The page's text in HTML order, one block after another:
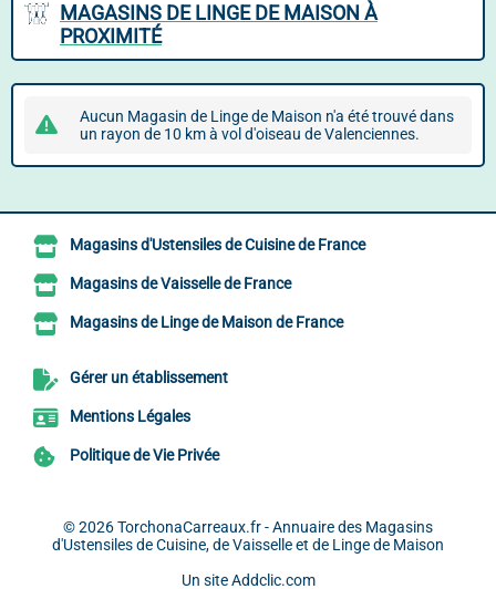
MAGASINS DE LINGE DE MAISON À
PROXIMITÉ
Aucun Magasin de Linge de Maison n'a été trouvé dans
un rayon de 10 km à vol d'oiseau de Valenciennes.
Magasins d'Ustensiles de Cuisine de France
Magasins de Vaisselle de France
Magasins de Linge de Maison de France
Gérer un établissement
Mentions Légales
Politique de Vie Privée
© 2026TorchonaCarreaux.fr - Annuaire des Magasins
d'Ustensiles de Cuisine, de Vaisselle et de Linge de Maison
Un site Addclic.com